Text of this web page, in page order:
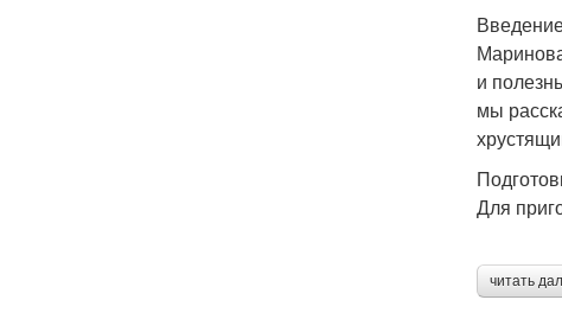
и
мы
Для
читать